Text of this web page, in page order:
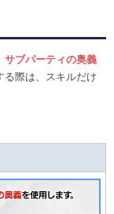
サブパーティの奥義
る際は、スキルだけ